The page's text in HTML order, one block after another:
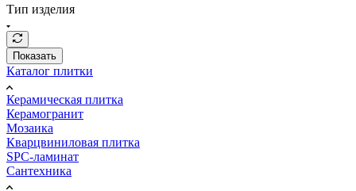
Тип изделия
Показать
Каталог плитки
Керамическая плитка
Керамогранит
Мозаика
Кварцвиниловая плитка
SPC-ламинат
Сантехника